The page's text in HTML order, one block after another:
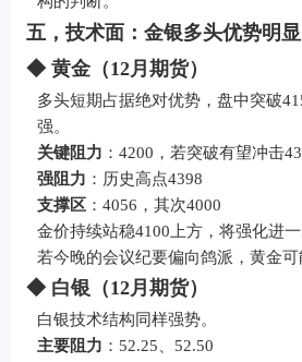
五，技术面：金银多头优势明显
◆ 黄金（12月期货）
多头短期占据绝对优势，盘中突破
强。
关键阻力 ：4200，若突破有望冲击
强阻力 ：历史高点4398
支撑区 ：4056，其次4000
金价持续站稳4100上方，将强化进
若今晚的会议纪要偏向鸽派，黄金可
◆ 白银（12月期货）
白银技术结构同样强势。
主要阻力 ：52.25、52.50